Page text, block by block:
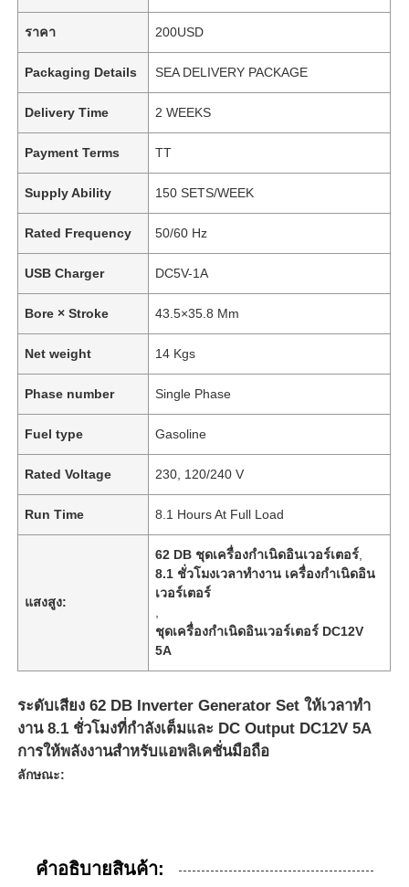
ราคา 200USD
Packaging Details SEA DELIVERY PACKAGE
Delivery Time 2 WEEKS
Payment Terms TT
Supply Ability 150 SETS/WEEK
Rated Frequency 50/60 Hz
USB Charger DC5V-1A
Bore × Stroke 43.5×35.8 Mm
Net weight 14 Kgs
Phase number Single Phase
Fuel type Gasoline
Rated Voltage 230, 120/240 V
Run Time 8.1 Hours At Full Load
แสงสูง:
62 DB ชุดเครื่องกําเนิดอินเวอร์เตอร์
8.1 ชั่วโมงเวลาทํางาน เครื่องกําเนิดอิน
เวอร์เตอร์
ชุดเครื่องกําเนิดอินเวอร์เตอร์ DC12V
5A
ระดับเสียง 62 DB Inverter Generator Set ให้เวลาทํา
งาน 8.1 ชั่วโมงที่กําลังเต็มและ DC Output DC12V 5A
การให้พลังงานสําหรับแอพลิเคชั่นมือถือ
ลักษณะ:
คําอธิบายสินค้า: